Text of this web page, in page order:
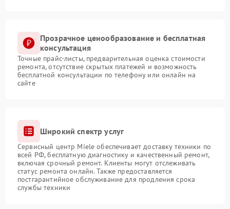
Прозрачное ценообразование и бесплатная
консультация
Точные прайс-листы, предварительная оценка стоимости
ремонта, отсутствие скрытых платежей и возможность
бесплатной консультации по телефону или онлайн на
сайте
Широкий спектр услуг
Сервисный центр Miele обеспечивает доставку техники по
всей РФ, бесплатную диагностику и качественный ремонт,
включая срочный ремонт. Клиенты могут отслеживать
статус ремонта онлайн. Также предоставляется
постгарантийное обслуживание для продления срока
службы техники